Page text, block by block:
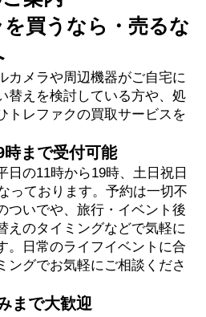
買うなら・売るな
カメラや周辺機器がご自宅に
替えを検討している方や、処
トレファクの買取サービスを
時まで受付可能
日の11時から19時、土日祝日
っております。予約は一切不
ついでや、旅行・イベント後
えのタイミングなどで気軽に
。日常のライフイベントに合
ングでお気軽にご相談くださ
まで大歓迎